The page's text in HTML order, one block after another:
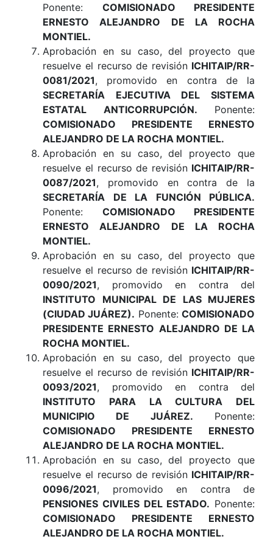
Ponente: COMISIONADO PRESIDENTE
ERNESTO ALEJANDRO DE LA ROCHA
MONTIEL.
Aprobación en su caso, del proyecto que
resuelve el recurso de revisión ICHITAIP/RR-
0081/2021, promovido en contra de la
SECRETARÍA EJECUTIVA DEL SISTEMA
ESTATAL ANTICORRUPCIÓN. Ponente:
COMISIONADO PRESIDENTE ERNESTO
ALEJANDRO DE LA ROCHA MONTIEL.
Aprobación en su caso, del proyecto que
resuelve el recurso de revisión ICHITAIP/RR-
0087/2021, promovido en contra de la
SECRETARÍA DE LA FUNCIÓN PÚBLICA.
Ponente: COMISIONADO PRESIDENTE
ERNESTO ALEJANDRO DE LA ROCHA
MONTIEL.
Aprobación en su caso, del proyecto que
resuelve el recurso de revisión ICHITAIP/RR-
0090/2021, promovido en contra del
INSTITUTO MUNICIPAL DE LAS MUJERES
(CIUDAD JUÁREZ). Ponente:COMISIONADO
PRESIDENTE ERNESTO ALEJANDRO DE LA
ROCHA MONTIEL.
Aprobación en su caso, del proyecto que
resuelve el recurso de revisión ICHITAIP/RR-
0093/2021, promovido en contra del
INSTITUTO PARA LA CULTURA DEL
MUNICIPIO DE JUÁREZ. Ponente:
COMISIONADO PRESIDENTE ERNESTO
ALEJANDRO DE LA ROCHA MONTIEL.
Aprobación en su caso, del proyecto que
resuelve el recurso de revisión ICHITAIP/RR-
0096/2021, promovido en contra de
PENSIONES CIVILES DEL ESTADO. Ponente:
COMISIONADO PRESIDENTE ERNESTO
ALEJANDRO DE LA ROCHA MONTIEL.